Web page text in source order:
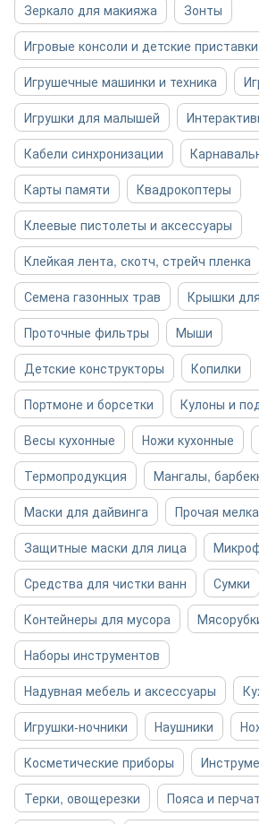
Зеркало для макияжа
Зонты
Игровые консоли и детские приставки
Игрушечные машинки и техника
Игрушки для малышей
Кабели синхронизации
Карты памяти
Квадрокоптеры
Клеевые пистолеты и аксессуары
Клейкая лента, скотч, стрейч пленка
Семена газонных трав
Крышки
Проточные фильтры
Мыши
Детские конструкторы
Копилки
Портмоне и борсетки
Кулоны и
Весы кухонные
Ножи кухонные
Термопродукция
Мангалы,
Маски для дайвинга
Прочая
Защитные маски для лица
Средства для чистки ванн
Сумки
Контейнеры для мусора
Наборы инструментов
Надувная мебель и аксессуары
Игрушки-ночники
Наушники
Косметические приборы
Терки, овощерезки
Пояса и